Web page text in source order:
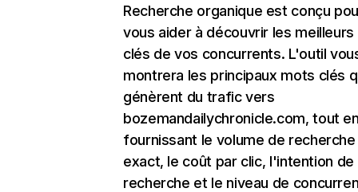
Recherche organique est conçu
vous aider à découvrir les
clés de vos concurrents. L'outil
montrera les principaux mots clés
génèrent du trafic vers
bozemandailychronicle.com, tout
fournissant le volume de recherche
exact, le coût par clic, l'intention de
recherche et le niveau de